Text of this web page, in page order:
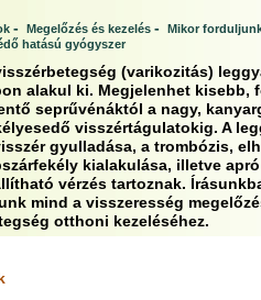
- Megelőzés és kezelés - Mikor
hatású gyógyszer
(varikozitás)
alakul ki. Megjelenhet kisebb,
seprűvénáktól a nagy,
visszértágulatokig. A
gyulladása, a trombózis,
kialakulása, illetve
vérzés tartoznak.
mind a visszeresség
otthoni kezeléséhez.